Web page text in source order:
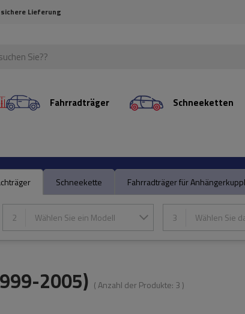
Lieferung
Fahrradträger Schneeketten
Schneekette Fahrradträger für
2 Wählen Sie ein Modell 3 Wählen Sie
2005) ( Anzahl der Produkte: 3 )